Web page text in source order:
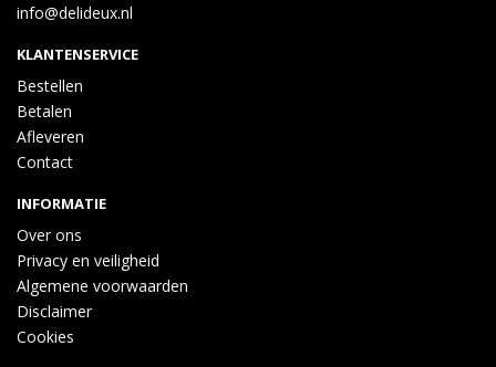
info@delideux.nl
KLANTENSERVICE
Bestellen
Betalen
Afleveren
Contact
INFORMATIE
Over ons
Privacy en veiligheid
Algemene voorwaarden
Disclaimer
Cookies